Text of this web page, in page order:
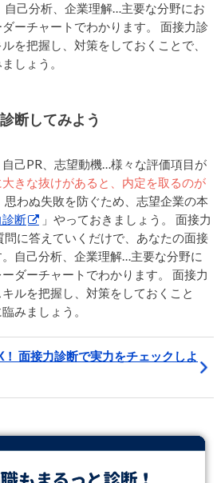
自己分析、企業理解…主要な分野にお
ーチャートでわかります。 面接力診
を把握し、対策をしておくことで、
しょう。
断してみよう
己PR、志望動機…様々な評価項目が
きな抜けがあると、内定を取るのが
思わぬ失敗を防ぐため、志望企業の本
断
」やっておきましょう。 面接力
に答えていくだけで、あなたの面接
自己分析、企業理解…主要な分野に
ダーチャートでわかります。 面接力
ルを把握し、対策をしておくこと
みましょう。
面接力診断で実力をチェックしよ